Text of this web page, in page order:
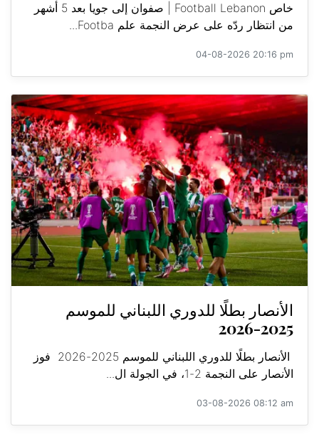
خاص Football Lebanon | صفوان إلى جويا بعد 5 أشهر
من انتظار ردّه على عرض النجمة علم Footba...
04-08-2026 20:16 pm
الأنصار بطلًا للدوري اللبناني للموسم
2025-2026
الأنصار بطلًا للدوري اللبناني للموسم 2025-2026 فوز
الأنصار على النجمة 2-1، في الجولة ال...
03-08-2026 08:12 am